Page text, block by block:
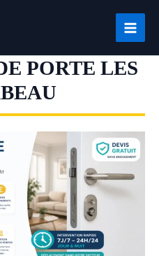
PORTE LES